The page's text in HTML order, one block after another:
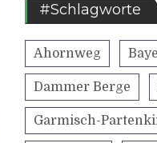
#Schlagworte
Ahornweg
Dammer Berge
Garmisch-